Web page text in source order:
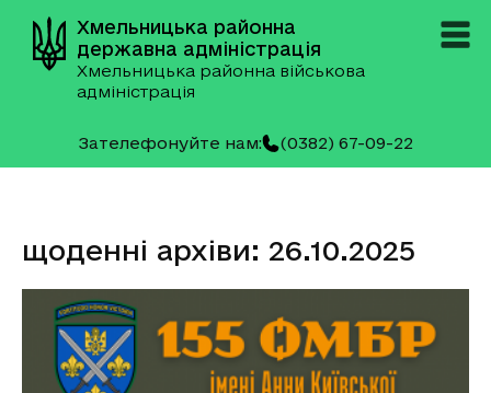
Хмельницька районна
державна адміністрація
Хмельницька районна військова
адміністрація
Зателефонуйте нам: (0382) 67-09-22
щоденні архіви: 26.10.2025